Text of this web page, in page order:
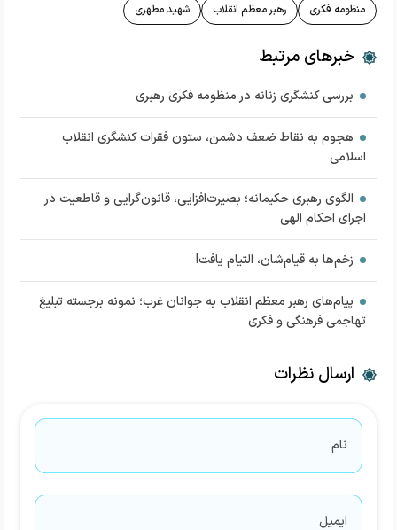
منظومه فکری
رهبر معظم انقلاب شهید مطهری
خبرهای مرتبط
بررسی کنشگری زنانه در منظومه فکری رهبری
هجوم به نقاط ضعف دشمن، ستون فقرات کنشگری انقلاب
اسلامی
الگوی رهبری حکیمانه؛ بصیرت‌افزایی، قانون‌گرایی و قاطعیت در
اجرای احکام الهی
زخم‌ها به قیام‌شان، التیام یافت!
پیام‌های رهبر معظم انقلاب به جوانان غرب؛ نمونه برجسته تبلیغ
تهاجمی فرهنگی و فکری
ارسال نظرات